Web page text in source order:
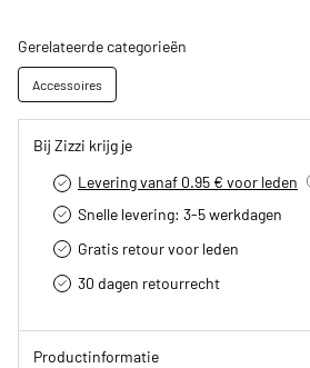
Gerelateerde categorieën
Accessoires
Bij Zizzi krijg je
Levering vanaf 0.95 € voor leden
Snelle levering: 3-5 werkdagen
Gratis retour voor leden
30 dagen retourrecht­
Productinformatie